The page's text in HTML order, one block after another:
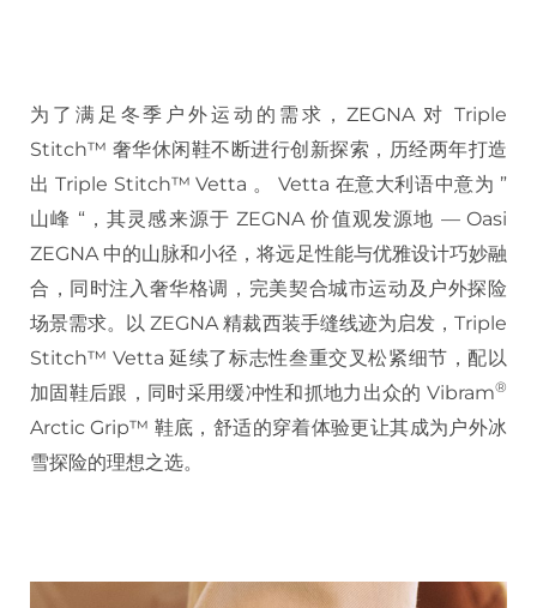
为了满足冬季户外运动的需求，ZEGNA 对 Triple
Stitch™ 奢华休闲鞋不断进行创新探索，历经两年打造
出 Triple Stitch™ Vetta 。 Vetta 在意大利语中意为 ”
山峰 “，其灵感来源于 ZEGNA 价值观发源地 — Oasi
ZEGNA 中的山脉和小径，将远足性能与优雅设计巧妙融
合，同时注入奢华格调，完美契合城市运动及户外探险
场景需求。以 ZEGNA 精裁西装手缝线迹为启发，Triple
Stitch™ Vetta 延续了标志性叁重交叉松紧细节，配以
加固鞋后跟，同时采用缓冲性和抓地力出众的 Vibram®
Arctic Grip™ 鞋底，舒适的穿着体验更让其成为户外冰
雪探险的理想之选。